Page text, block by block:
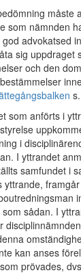
måste
som nämnden
advokatsed
sig uppdraget
och den
som anförts i
i
I yttrandet
samfundet i
yttrande,
sådan. I
kan anses
prövades,